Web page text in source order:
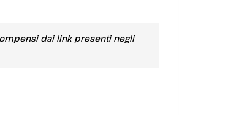
dai link presenti negli